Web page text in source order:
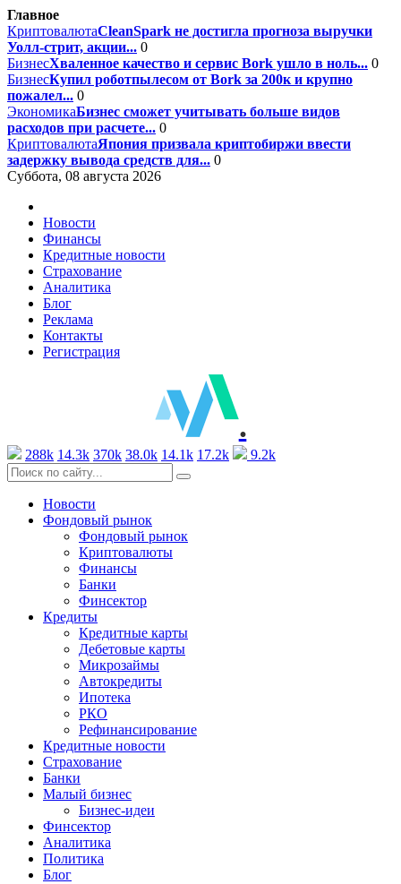
Главное
КриптовалютаCleanSpark не достигла прогноза выручки
Уолл-стрит, акции... 0
БизнесХваленное качество и сервис Bork ушло в ноль... 0
БизнесКупил роботпылесом от Bork за 200к и крупно
пожалел... 0
ЭкономикаБизнес сможет учитывать больше видов
расходов при расчете... 0
КриптовалютаЯпония призвала криптобиржи ввести
задержку вывода средств для... 0
Суббота, 08 августа 2026
Новости
Финансы
Кредитные новости
Страхование
Аналитика
Блог
Реклама
Контакты
Регистрация
.
288k 14.3k 370k 38.0k 14.1k 17.2k 9.2k
Новости
Фондовый рынок
Фондовый рынок
Криптовалюты
Финансы
Банки
Финсектор
Кредиты
Кредитные карты
Дебетовые карты
Микрозаймы
Автокредиты
Ипотека
РКО
Рефинансирование
Кредитные новости
Страхование
Банки
Малый бизнес
Бизнес-идеи
Финсектор
Аналитика
Политика
Блог